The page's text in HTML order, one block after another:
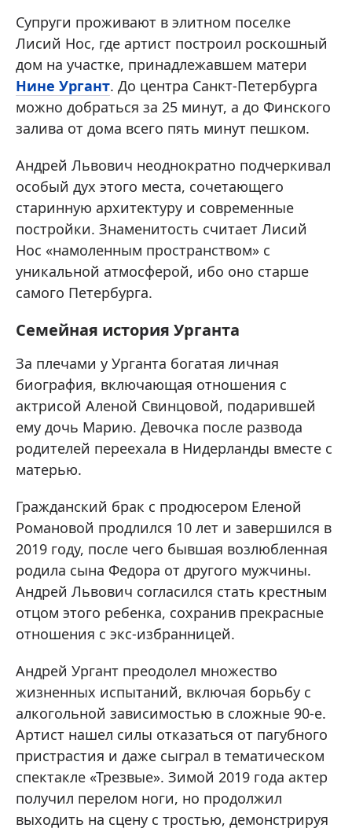
Супруги проживают в элитном поселке
Лисий Нос, где артист построил роскошный
дом на участке, принадлежавшем матери
Нине Ургант. До центра Санкт-Петербурга
можно добраться за 25 минут, а до Финского
залива от дома всего пять минут пешком.
Андрей Львович неоднократно подчеркивал
особый дух этого места, сочетающего
старинную архитектуру и современные
постройки. Знаменитость считает Лисий
Нос «намоленным пространством» с
уникальной атмосферой, ибо оно старше
самого Петербурга.
Семейная история Урганта
За плечами у Урганта богатая личная
биография, включающая отношения с
актрисой Аленой Свинцовой, подарившей
ему дочь Марию. Девочка после развода
родителей переехала в Нидерланды вместе с
матерью.
Гражданский брак с продюсером Еленой
Романовой продлился 10 лет и завершился в
2019 году, после чего бывшая возлюбленная
родила сына Федора от другого мужчины.
Андрей Львович согласился стать крестным
отцом этого ребенка, сохранив прекрасные
отношения с экс-избранницей.
Андрей Ургант преодолел множество
жизненных испытаний, включая борьбу с
алкогольной зависимостью в сложные 90-е.
Артист нашел силы отказаться от пагубного
пристрастия и даже сыграл в тематическом
спектакле «Трезвые». Зимой 2019 года актер
получил перелом ноги, но продолжил
выходить на сцену с тростью, демонстрируя